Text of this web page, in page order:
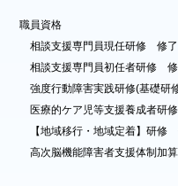
職員資格
相談支援専門員現任研修 修
相談支援専門員初任者研修
強度行動障害実践研修(基礎
医療的ケア児等支援養成者
【地域移行・地域定着】研
高次脳機能障害者支援